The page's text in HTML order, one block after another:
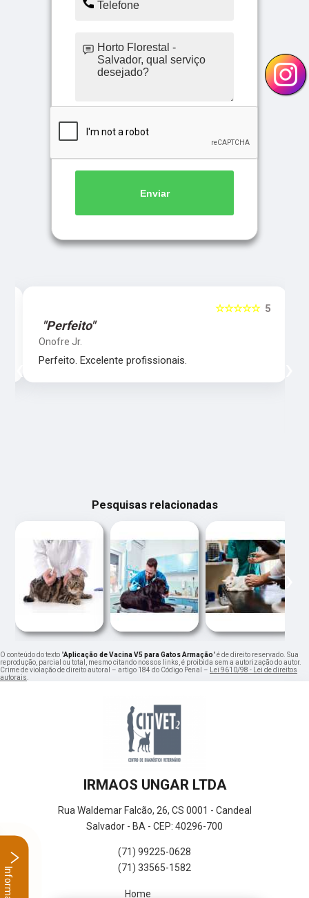
Enviar
5
☆☆☆☆☆
"Perfeito"
Onofre Jr.
Perfeito. Excelente profissionais.
‹
Pesquisas relacionadas
›
O conteúdo do texto "Aplicação de Vacina V5 para Gatos Armação" é de direito reservado. Sua
reprodução, parcial ou total, mesmo citando nossos links, é proibida sem a autorização do autor.
Crime de violação de direito autoral – artigo 184 do Código Penal – Lei 9610/98 - Lei de direitos
autorais.
IRMAOS UNGAR LTDA
Rua Waldemar Falcão, 26, CS 0001 - Candeal
Salvador - BA - CEP: 40296-700
(71) 99225-0628
(71) 33565-1582
Home